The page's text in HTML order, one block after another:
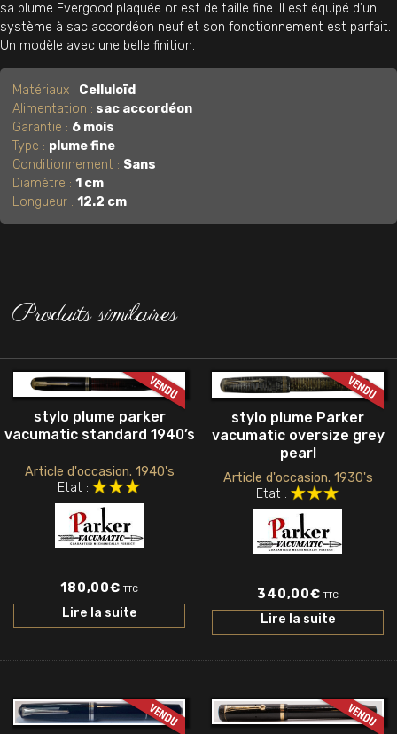
sa plume Evergood plaquée or est de taille fine. Il est équipé d’un
système à sac accordéon neuf et son fonctionnement est parfait.
Un modèle avec une belle finition.
Matériaux : Celluloïd
Alimentation : sac accordéon
Garantie : 6 mois
Type : plume fine
Conditionnement : Sans
Diamètre :1 cm
Longueur :12.2 cm
Produits similaires
stylo plume parker
vacumatic standard 1940’s
Article d'occasion. 1940's
Etat :
180,00€ TTC
Lire la suite
stylo plume Parker
vacumatic oversize grey
pearl
Article d'occasion. 1930's
Etat :
340,00€ TTC
Lire la suite